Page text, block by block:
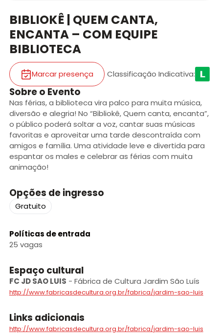
BIBLIOKÊ | QUEM CANTA,
ENCANTA – COM EQUIPE
BIBLIOTECA
Marcar presença Classificação Indicativa:
Sobre o Evento
Nas férias, a biblioteca vira palco para muita música,
diversão e alegria! No “Bibliokê, Quem canta, encanta”,
o público poderá soltar a voz, cantar suas músicas
favoritas e aproveitar uma tarde descontraída com
amigos e família. Uma atividade leve e divertida para
espantar os males e celebrar as férias com muita
animação!
Opções de ingresso
Gratuito
Políticas de entrada
25 vagas
Espaço cultural
FC JD SAO LUIS - Fábrica de Cultura Jardim São Luís
http://www.fabricasdecultura.org.br/fabrica/jardim-sao-luis
Links adicionais
http://www.fabricasdecultura.org.br/fabrica/jardim-sao-luis